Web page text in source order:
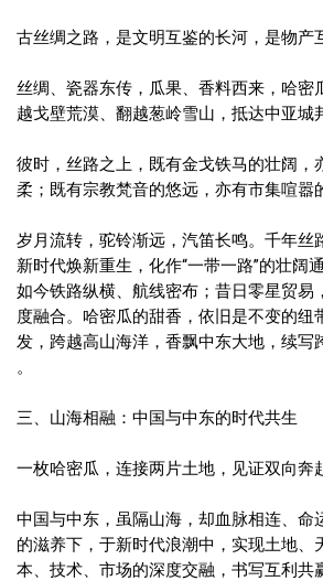
古丝绸之路，是文明互鉴的长河，是物产
丝绸、瓷器东传，瓜果、香料西来，哈密
越戈壁荒漠、翻越葱岭雪山，抵达中亚城
彼时，丝路之上，既有金戈铁马的壮阔，
柔；既有宗教梵音的悠远，亦有市集喧嚣
岁月流转，驼铃渐远，汽笛长鸣。千年丝
新时代焕新重生，化作“一带一路”的壮阔
如今铁路纵横、航线密布；昔日零星贸易
度融合。哈密瓜的甜香，依旧是不变的纽
发，跨越高山海洋，香飘中东大地，续写
。
三、山海相融：中国与中东的时代共生
一枚哈密瓜，连接两片土地，见证双向奔
中国与中东，虽隔山海，却血脉相连、命
的滋养下，于新时代浪潮中，实现土地、
本、技术、市场的深度交融，书写互利共